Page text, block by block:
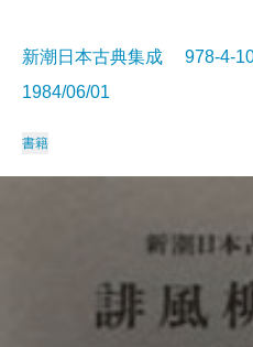
新潮日本古典集成 978-4-
1984/06/01
書籍